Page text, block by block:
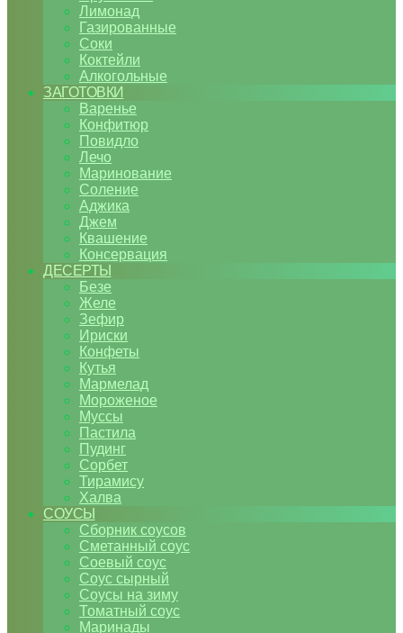
Лимонад
Газированные
Соки
Коктейли
Алкогольные
ЗАГОТОВКИ
Варенье
Конфитюр
Повидло
Лечо
Маринование
Соление
Аджика
Джем
Квашение
Консервация
ДЕСЕРТЫ
Безе
Желе
Зефир
Ириски
Конфеты
Кутья
Мармелад
Мороженое
Муссы
Пастила
Пудинг
Сорбет
Тирамису
Халва
СОУСЫ
Сборник соусов
Сметанный соус
Соевый соус
Соус сырный
Соусы на зиму
Томатный соус
Маринады